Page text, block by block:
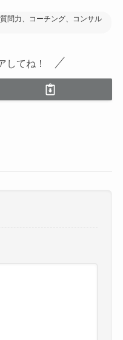
問力、コーチング、コンサル
してね！